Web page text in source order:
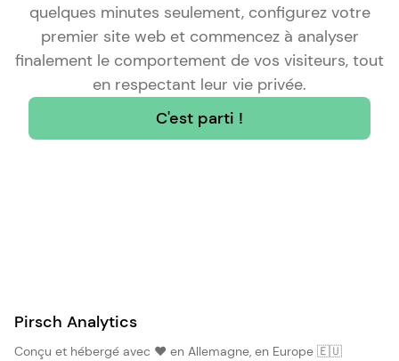
quelques minutes seulement, configurez votre
premier site web et commencez à analyser
finalement le comportement de vos visiteurs, tout
en respectant leur vie privée.
C'est parti !
Pirsch Analytics
Conçu et hébergé avec ❤️ en Allemagne, en Europe 🇪🇺